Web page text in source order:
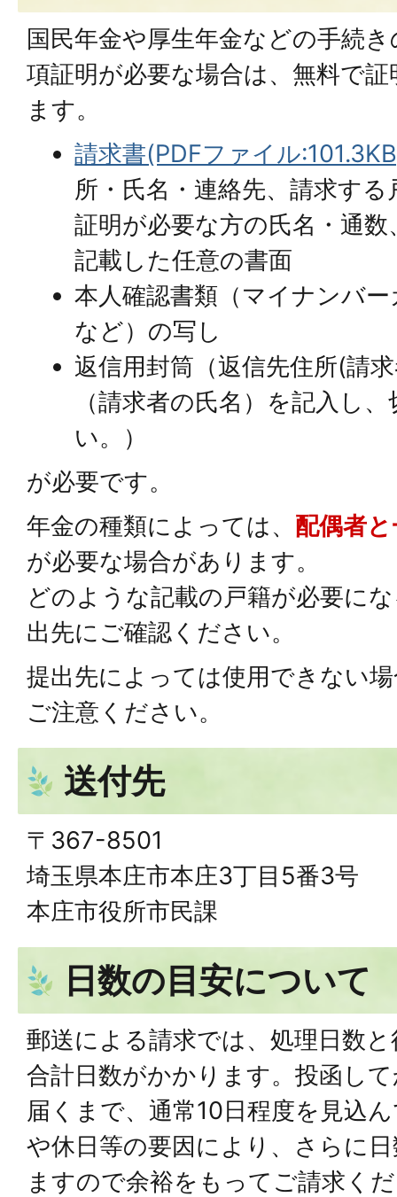
国民年金や厚生年金などの手続
項証明が必要な場合は、無料で
ます。
請求書(PDFファイル
所・氏名・連絡先、請求す
証明が必要な方の氏名・通
記載した任意の書面
本人確認書類（マイナンバ
など）の写し
返信用封筒（返信先住所(請
（請求者の氏名）を記入し
い。）
が必要です。
年金の種類によっては、 配偶者
が必要な場合があります。
どのような記載の戸籍が必要に
出先にご確認ください。
提出先によっては使用できない
ご注意ください。
送付先
〒367-8501
埼玉県本庄市本庄3丁目5番3号
本庄市役所市民課
日数の目安について
郵送による請求では、処理日数
合計日数がかかります。投函し
届くまで、通常10日程度を見込
や休日等の要因により、さらに
ますので余裕をもってご請求く